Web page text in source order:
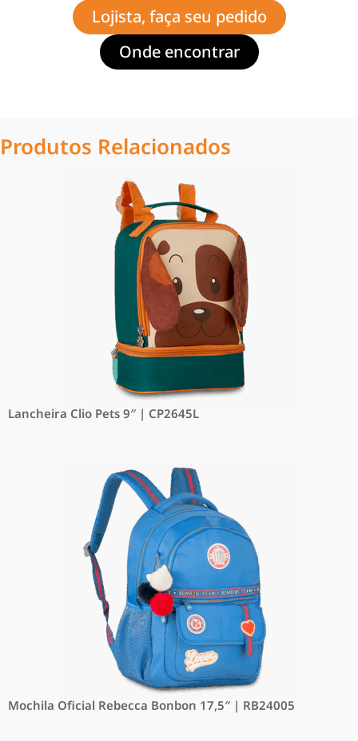
Lojista, faça seu pedido
Onde encontrar
Produtos Relacionados
Lancheira Clio Pets 9″ | CP2645L
Mochila Oficial Rebecca Bonbon 17,5″ | RB24005